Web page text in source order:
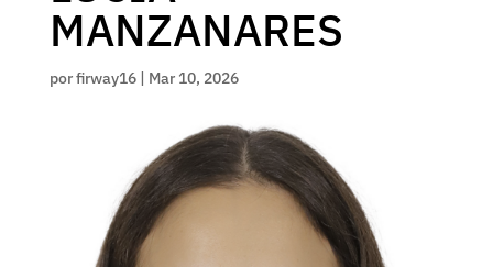
MANZANARES
porfirway16| Mar 10, 2026